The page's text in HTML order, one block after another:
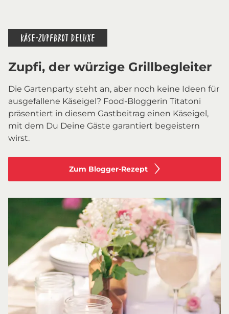
KÄSE-ZUPFBROT DELUXE
Zupfi, der würzige Grillbegleiter
Die Gartenparty steht an, aber noch keine Ideen für
ausgefallene Käseigel? Food-Bloggerin Titatoni
präsentiert in diesem Gastbeitrag einen Käseigel,
mit dem Du Deine Gäste garantiert begeistern
wirst.
Zum Blogger-Rezept